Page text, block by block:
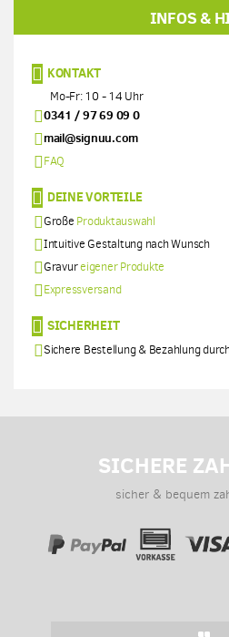
INFOS &
KONTAKT
Mo-Fr: 10 - 14 Uhr
0341 / 97 69 09 0
mail@signuu.com
FAQ
DEINE VORTEILE
Große Produktauswahl
Intuitive Gestaltung nach Wunsch
Gravureigener Produkte
Expressversand
SICHERHEIT
Sichere Bestellung & Bezahlung
SICHERE
sicher & bequem